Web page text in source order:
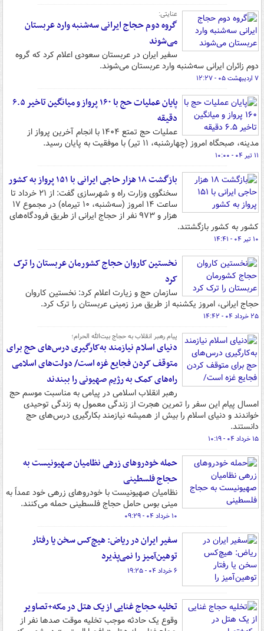
عنایتی:
گروه دوم حجاج ایرانی سه‌شنبه وارد عربستان
می‌شوند
سفیر ایران در عربستان سعودی اعلام کرد که گروه
دوم زائران ایرانی سه‌شنبه وارد عربستان می‌شوند.
۷ اردیبهشت ۰۵ - ۱۲:۲۷
پایان عملیات حج با ۱۶۰ پرواز و میانگین تاخیر ۶.۵
دقیقه
عملیات حج تمتع ۱۴۰۴ با انجام آخرین پرواز از
مدینه، صبحگاه امروز (چهارشنبه، ۱۱ تیر) با موفقیت به پایان رسید.
۱۱ تیر ۰۴ - ۱۰:۰۰
بازگشت ۱۸ هزار حاجی ایرانی با ۱۵۱ پرواز به کشور
سخنگوی وزارت راه و شهرسازی گفت: از ۲۱ خرداد تا
ساعت ۱۴ امروز (سه‌شنبه، ۱۰ تیرماه) در مجموع ۱۷
هزار و ۹۷۳ نفر از حجاج ایرانی از طریق فرودگاه‌های
کشور به کشور بازگشتند.
۱۰ تیر ۰۴ - ۱۴:۴۱
نخستین کاروان حجاج کشورمان عربستان را ترک
کرد
سازمان حج و زیارت اعلام کرد: نخستین کاروان
حجاج ایرانی، امروز یکشنبه از طریق مرز زمینی عربستان را ترک کرد.
۲۵ خرداد ۰۴ - ۱۴:۴۲
پیام رهبر انقلاب به حجاج بیت‌الله الحرام؛
دنیای اسلام نیازمند به‌کارگیری درس‌های حج برای
متوقف کردن فجایع غزه است/ دولت‌های اسلامی
راه‌های کمک به رژیم صهیونی را ببندند
رهبر انقلاب اسلامی در پیامی به مناسبت موسم حج
امسال پیام این سفر را تمرین هجرت از زندگی معمول به زندگی توحیدی
خواندند و دنیای اسلام را بیش از همیشه نیازمند بکارگیری درس‌های حج
دانستند.
۱۵ خرداد ۰۴ - ۱۰:۱۹
حمله خودروهای زرهی نظامیان صهیونیست به
حجاج فلسطینی
نظامیان صهیونیست با خودروهای زرهی خود عمداً به
مینی بوس حامل حجاج فلسطینی حمله می‌کنند.
۱۰ خرداد ۰۴ - ۰۹:۲۹
سفیر ایران در ریاض: هیچ‌کس سخن یا رفتار
توهین‌آمیز را نمی‌پذیرد
۶ خرداد ۰۴ - ۱۹:۲۵
تخلیه حجاج غنایی از یک هتل‌ در مکه+تصاویر
وقوع یک حادثه موجب تخلیه موقت صدها نفر از